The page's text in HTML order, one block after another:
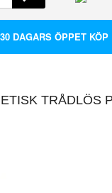
30 DAGARS ÖPPET KÖP
TRÅDLÖS